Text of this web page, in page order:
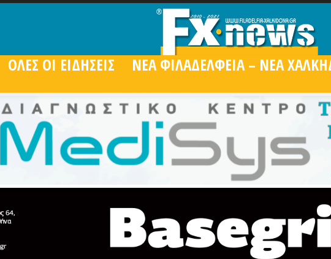
ΟΛΕΣ ΟΙ ΕΙΔΗΣΕΙΣ ΝΕΑ ΦΙΛΑΔΕΛΦΕΙΑ – ΝΕΑ